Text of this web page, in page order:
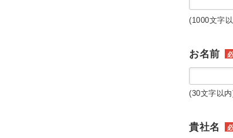
(1000文字
お名前
(30文字
貴社名